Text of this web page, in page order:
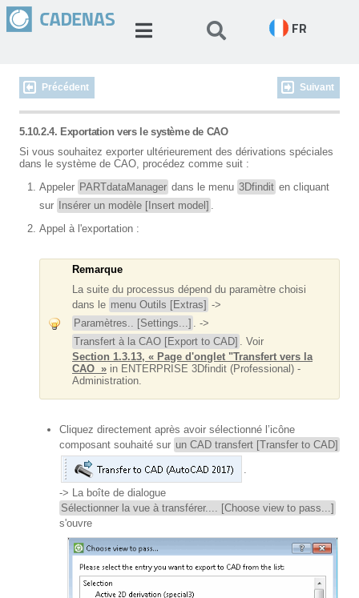
FR
Précédent Suivant
5.10.2.4. Exportation vers le système de CAO
Si vous souhaitez exporter ultérieurement des dérivations spéciales
dans le système de CAO, procédez comme suit :
Appeler PARTdataManager dans le menu 3Dfindit en cliquant
sur
Insérer un modèle [Insert model] .
Appel à l'exportation :
Remarque
La suite du processus dépend du paramètre choisi
dans le menu Outils [Extras] ->
Paramètres.. [Settings...] . ->
Transfert à la CAO [Export to CAD] . Voir
Section 1.3.13, « Page d'onglet "Transfert vers la
CAO » in ENTERPRISE 3Dfindit (Professional) -
Administration.
Cliquez directement après avoir sélectionné l’icône
composant souhaité sur un CAD transfert [Transfer to CAD]
.
-> La boîte de dialogue
Sélectionner la vue à transférer.... [Choose view to pass...]
s'ouvre